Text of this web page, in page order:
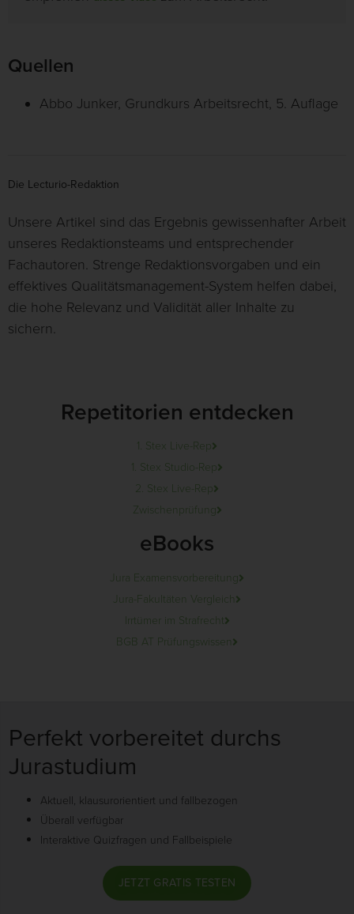
Quellen
Abbo Junker, Grundkurs Arbeitsrecht, 5. Auflage
Die Lecturio-Redaktion
Unsere Artikel sind das Ergebnis gewissenhafter Arbeit
unseres Redaktionsteams und entsprechender
Fachautoren. Strenge Redaktionsvorgaben und ein
effektives Qualitätsmanagement-System helfen dabei,
die hohe Relevanz und Validität aller Inhalte zu
sichern.
Repetitorien entdecken
1. Stex Live-Rep
1. Stex Studio-Rep
2. Stex Live-Rep
Zwischenprüfung
eBooks
Jura Examensvorbereitung
Jura-Fakultäten Vergleich
Irrtümer im Strafrecht
BGB AT Prüfungswissen
Perfekt vorbereitet durchs
Jurastudium
Aktuell, klausurorientiert und fallbezogen
Überall verfügbar
Interaktive Quizfragen und Fallbeispiele
JETZT GRATIS TESTEN